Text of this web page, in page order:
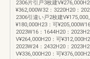
2306片引戸3枚建
¥362,000W32：3220H20：
2306引違い戸2枚建
¥180,000H23：可
2023W16：1644H20：
V¥264,000H20：可
2023W24：2432H20：
V¥336,000H20：可